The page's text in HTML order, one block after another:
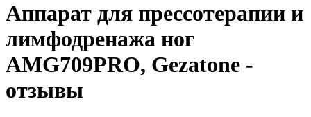
Аппарат для прессотерапии и
лимфодренажа ног
AMG709PRO, Gezatone -
отзывы